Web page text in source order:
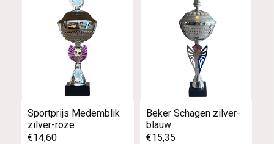
Sportprijs Medemblik
zilver-roze
€14,60
Beker Schagen zilver-
blauw
€15,35